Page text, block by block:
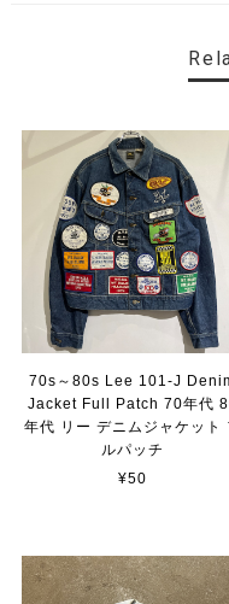
70s～80s Lee 101-J
Jacket Full Patch 70年代
年代 リー デニムジャケット
ルパッチ
¥50